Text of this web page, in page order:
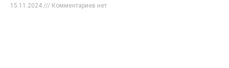
15.11.2024 Комментариев нет